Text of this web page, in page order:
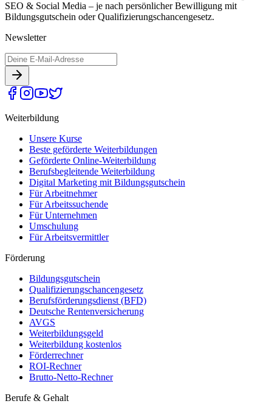
SEO & Social Media – je nach persönlicher Bewilligung mit
Bildungsgutschein oder Qualifizierungschancengesetz.
Newsletter
Weiterbildung
Unsere Kurse
Beste geförderte Weiterbildungen
Geförderte Online-Weiterbildung
Berufsbegleitende Weiterbildung
Digital Marketing mit Bildungsgutschein
Für Arbeitnehmer
Für Arbeitssuchende
Für Unternehmen
Umschulung
Für Arbeitsvermittler
Förderung
Bildungsgutschein
Qualifizierungschancengesetz
Berufsförderungsdienst (BFD)
Deutsche Rentenversicherung
AVGS
Weiterbildungsgeld
Weiterbildung kostenlos
Förderrechner
ROI-Rechner
Brutto-Netto-Rechner
Berufe & Gehalt